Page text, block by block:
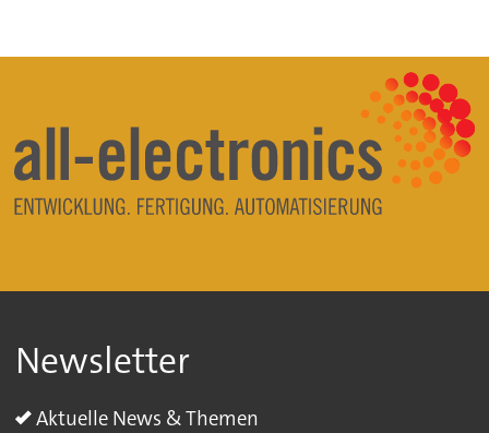
Newsletter
Aktuelle News & Themen